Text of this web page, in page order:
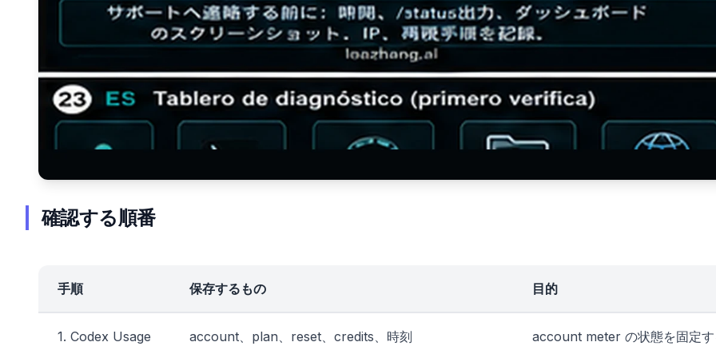
確認する順番
手順 保存するもの 目的
1. Codex Usage account、plan、reset、credits、時刻 account meter の状態を固定